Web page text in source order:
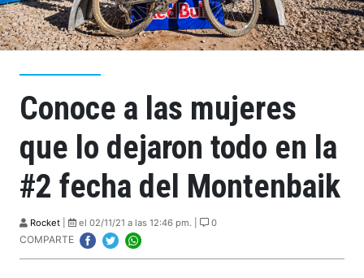
Conoce a las mujeres
que lo dejaron todo en la
#2 fecha del Montenbaik
Rocket el 02/11/21 a las 12:46 pm. | 0
COMPARTE